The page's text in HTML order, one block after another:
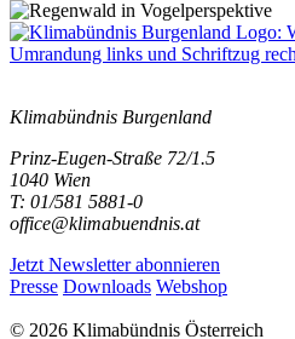
Klimabündnis Burgenland
Prinz-Eugen-Straße 72/1.5
1040 Wien
T: 01/581 5881-0
office@klimabuendnis.at
Jetzt Newsletter abonnieren
Presse Downloads Webshop
© 2026 Klimabündnis Österreich